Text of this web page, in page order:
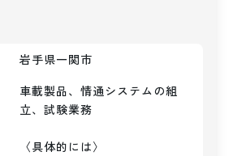
岩手県一関市
車載製品、情通システムの組
立、試験業務
〈具体的には〉